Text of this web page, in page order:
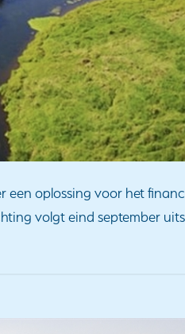
oplossing voor het
volgt eind september